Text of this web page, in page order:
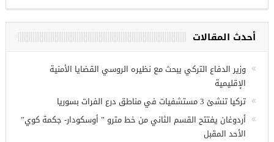
في
أحدث المقالات
وزير الدفاع التركي يبحث مع نظيره الروسي القضايا الأمنية
الإقليمية
تركيا تنشئ 3 مستشفيات في مناطق درع الفرات بسوريا
أردوغان يفتتح القسم الثاني من خط مترو ” أوسكودار- جكمة كوي”
الأحد المقبل